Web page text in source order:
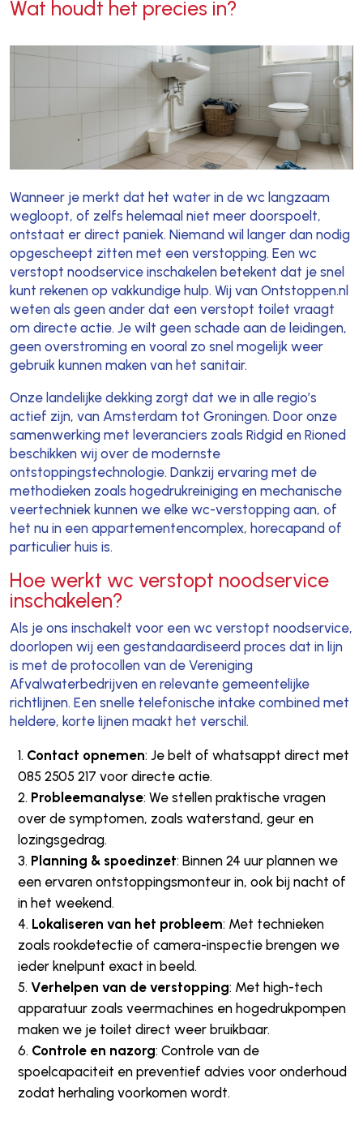
Wat houdt het precies in?
Wanneer je merkt dat het water in de wc langzaam
wegloopt, of zelfs helemaal niet meer doorspoelt,
ontstaat er direct paniek. Niemand wil langer dan nodig
opgescheept zitten met een verstopping. Een wc
verstopt noodservice inschakelen betekent dat je snel
kunt rekenen op vakkundige hulp. Wij van Ontstoppen.nl
weten als geen ander dat een verstopt toilet vraagt
om directe actie. Je wilt geen schade aan de leidingen,
geen overstroming en vooral zo snel mogelijk weer
gebruik kunnen maken van het sanitair.
Onze landelijke dekking zorgt dat we in alle regio’s
actief zijn, van Amsterdam tot Groningen. Door onze
samenwerking met leveranciers zoals Ridgid en Rioned
beschikken wij over de modernste
ontstoppingstechnologie. Dankzij ervaring met de
methodieken zoals hogedrukreiniging en mechanische
veertechniek kunnen we elke wc-verstopping aan, of
het nu in een appartementencomplex, horecapand of
particulier huis is.
Hoe werkt wc verstopt noodservice
inschakelen?
Als je ons inschakelt voor een wc verstopt noodservice,
doorlopen wij een gestandaardiseerd proces dat in lijn
is met de protocollen van de Vereniging
Afvalwaterbedrijven en relevante gemeentelijke
richtlijnen. Een snelle telefonische intake combined met
heldere, korte lijnen maakt het verschil.
Contact opnemen: Je belt of whatsappt direct met
085 2505 217 voor directe actie.
Probleemanalyse: We stellen praktische vragen
over de symptomen, zoals waterstand, geur en
lozingsgedrag.
Planning & spoedinzet: Binnen 24 uur plannen we
een ervaren ontstoppingsmonteur in, ook bij nacht of
in het weekend.
Lokaliseren van het probleem: Met technieken
zoals rookdetectie of camera-inspectie brengen we
ieder knelpunt exact in beeld.
Verhelpen van de verstopping: Met high-tech
apparatuur zoals veermachines en hogedrukpompen
maken we je toilet direct weer bruikbaar.
Controle en nazorg: Controle van de
spoelcapaciteit en preventief advies voor onderhoud
zodat herhaling voorkomen wordt.